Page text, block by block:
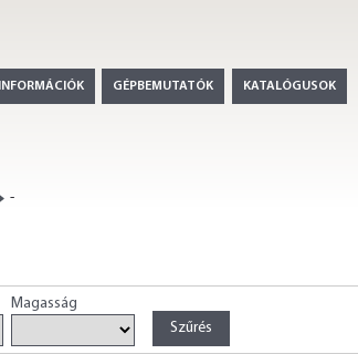
INFORMÁCIÓK GÉPBEMUTATÓK KATALÓGUSOK
-
Magasság